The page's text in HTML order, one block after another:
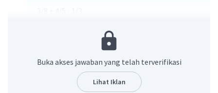
= 45/120 - 40/120 + 96/120
= 101/120
Beri Rating· 1 ) Balas
Buka akses jawaban yang telah terverifikasi
Lihat Iklan